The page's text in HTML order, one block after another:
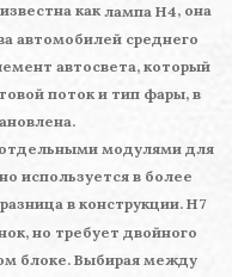
как лампа H4, она
автомобилей среднего
автосвета, который
поток и тип фары, в
модулями для
используется в более
в конструкции. H7
но требует двойного
блоке. Выбирая между